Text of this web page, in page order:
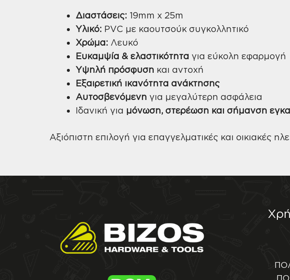
Διαστάσεις: 19mm x 25m
Υλικό: PVC με καουτσούκ συγκολλητικό
Χρώμα: Λευκό
Ευκαμψία & ελαστικότητα για εύκολη εφαρμογή
Υψηλή πρόσφυση και αντοχή
Εξαιρετική ικανότητα ανάκτησης
Αυτοσβενόμενη για μεγαλύτερη ασφάλεια
Ιδανική για μόνωση, στερέωση και σήμανση
Αξιόπιστη επιλογή για επαγγελματικές και οικιακές